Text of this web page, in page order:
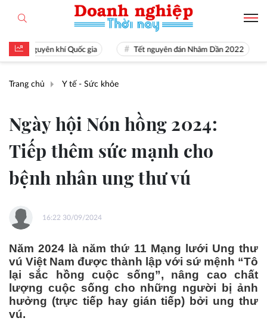
nguyên khí Quốc gia Tết nguyên đán Nhâm Dần 2022
Trang chủ Y tế - Sức khỏe
Ngày hội Nón hồng 2024:
Tiếp thêm sức mạnh cho
bệnh nhân ung thư vú
16:22 30/09/2024
Năm 2024 là năm thứ 11 Mạng lưới Ung thư
vú Việt Nam được thành lập với sứ mệnh “Tô
lại sắc hồng cuộc sống”, nâng cao chất
lượng cuộc sống cho những người bị ảnh
hưởng (trực tiếp hay gián tiếp) bởi ung thư
vú.